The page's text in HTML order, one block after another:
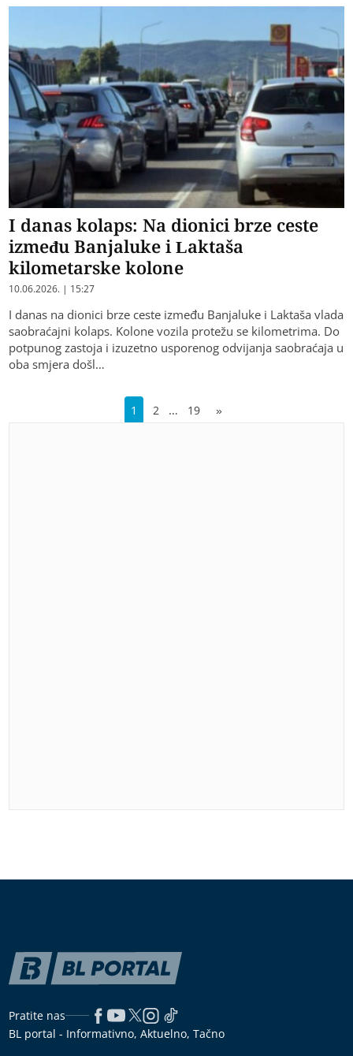
I danas kolaps: Na dionici brze ceste
između Banjaluke i Laktaša
kilometarske kolone
10.06.2026. | 15:27
I danas na dionici brze ceste između Banjaluke i Laktaša vlada
saobraćajni kolaps. Kolone vozila protežu se kilometrima. Do
potpunog zastoja i izuzetno usporenog odvijanja saobraćaja u
oba smjera došl…
1 2 … 19 »
Pratite nas
BL portal - Informativno, Aktuelno, Tačno